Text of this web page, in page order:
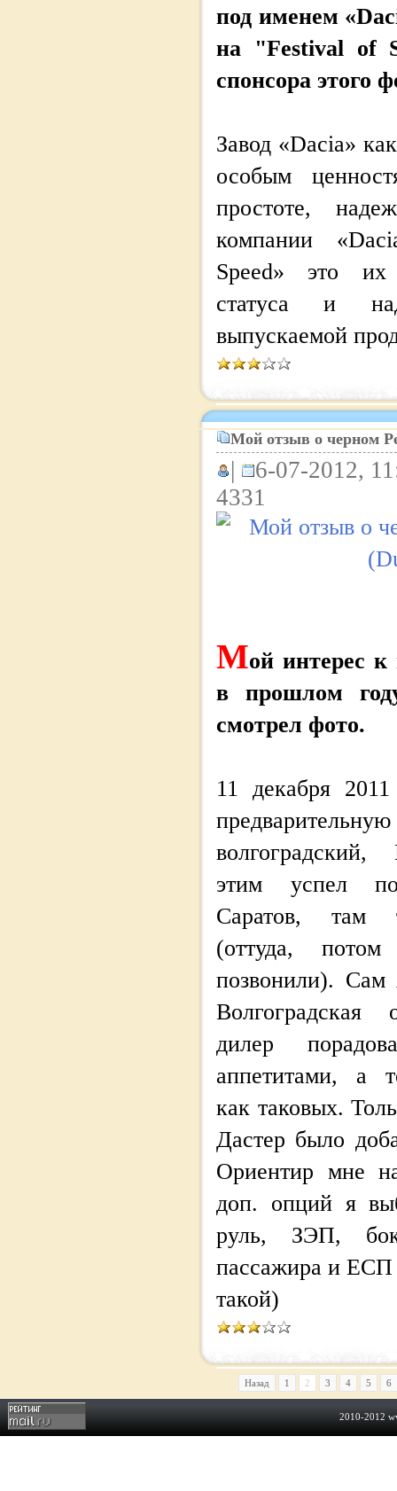
под именем
на "Festival of
спонсора этого
Завод «Dacia»
особым
простоте,
компании
Speed» это их
статуса и
выпускаемой
Мой отзыв о черном
|
6-07-2012,
4331
Мой интерес
в прошлом
смотрел фото.
11 декабря
этим успел
Саратов, там
(оттуда,
позвонили). Сам
Волгоградская
дилер
аппетитами, а
как таковых.
Дастер было
Ориентир мне
доп. опций я
руль, ЗЭП,
пассажира и ЕСП
такой)
Назад 1 2 3 4 5 6
2010-2012